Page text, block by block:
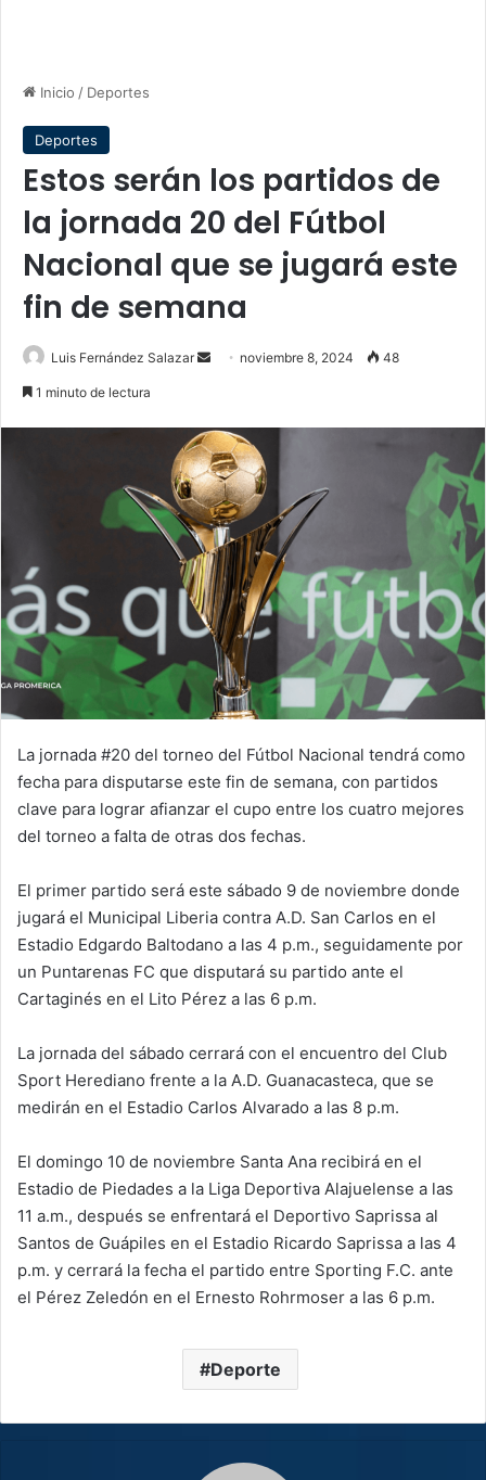
Inicio / Deportes
Deportes
Estos serán los partidos de
la jornada 20 del Fútbol
Nacional que se jugará este
fin de semana
Luis Fernández Salazar
Send noviembre 8, 2024 48
1 minuto de lectura
La jornada #20 del torneo del Fútbol Nacional tendrá como
fecha para disputarse este fin de semana, con partidos
clave para lograr afianzar el cupo entre los cuatro mejores
del torneo a falta de otras dos fechas.
El primer partido será este sábado 9 de noviembre donde
jugará el Municipal Liberia contra A.D. San Carlos en el
Estadio Edgardo Baltodano a las 4 p.m., seguidamente por
un Puntarenas FC que disputará su partido ante el
Cartaginés en el Lito Pérez a las 6 p.m.
La jornada del sábado cerrará con el encuentro del Club
Sport Herediano frente a la A.D. Guanacasteca, que se
medirán en el Estadio Carlos Alvarado a las 8 p.m.
El domingo 10 de noviembre Santa Ana recibirá en el
Estadio de Piedades a la Liga Deportiva Alajuelense a las
11 a.m., después se enfrentará el Deportivo Saprissa al
Santos de Guápiles en el Estadio Ricardo Saprissa a las 4
p.m. y cerrará la fecha el partido entre Sporting F.C. ante
el Pérez Zeledón en el Ernesto Rohrmoser a las 6 p.m.
Deporte